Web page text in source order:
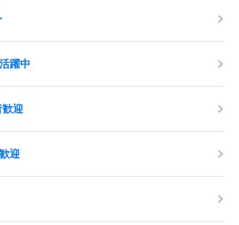
躍中
歓迎
迎